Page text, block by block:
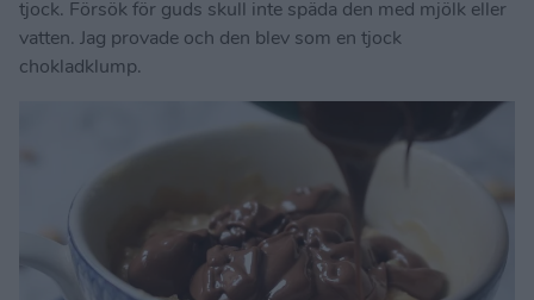
tjock. Försök för guds skull inte späda den med mjölk eller
vatten. Jag provade och den blev som en tjock
chokladklump.